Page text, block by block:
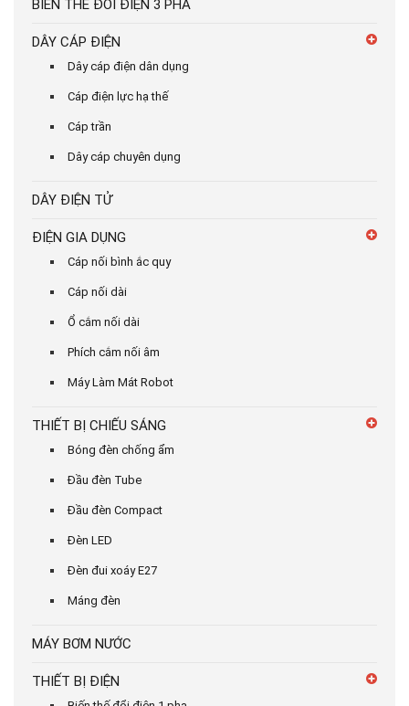
BIẾN THẾ ĐỔI ĐIỆN 3 PHA
DÂY CÁP ĐIỆN
Dây cáp điện dân dụng
Cáp điện lực hạ thế
Cáp trần
Dây cáp chuyên dụng
DÂY ĐIỆN TỬ
ĐIỆN GIA DỤNG
Cáp nối bình ắc quy
Cáp nối dài
Ổ cắm nối dài
Phích cắm nối âm
Máy Làm Mát Robot
THIẾT BỊ CHIẾU SÁNG
Bóng đèn chống ẩm
Đầu đèn Tube
Đầu đèn Compact
Đèn LED
Đèn đui xoáy E27
Máng đèn
MÁY BƠM NƯỚC
THIẾT BỊ ĐIỆN